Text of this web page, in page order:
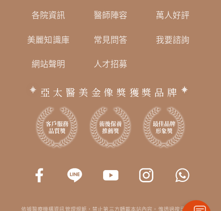
各院資訊 醫師陣容 萬人好評
美麗知識庫 常見問答 我要諮詢
網站聲明 人才招募
亞太醫美金像獎獲獎品牌
依據醫療機構資訊管理規範，禁止第三方轉載本站內容。惟透過搜尋